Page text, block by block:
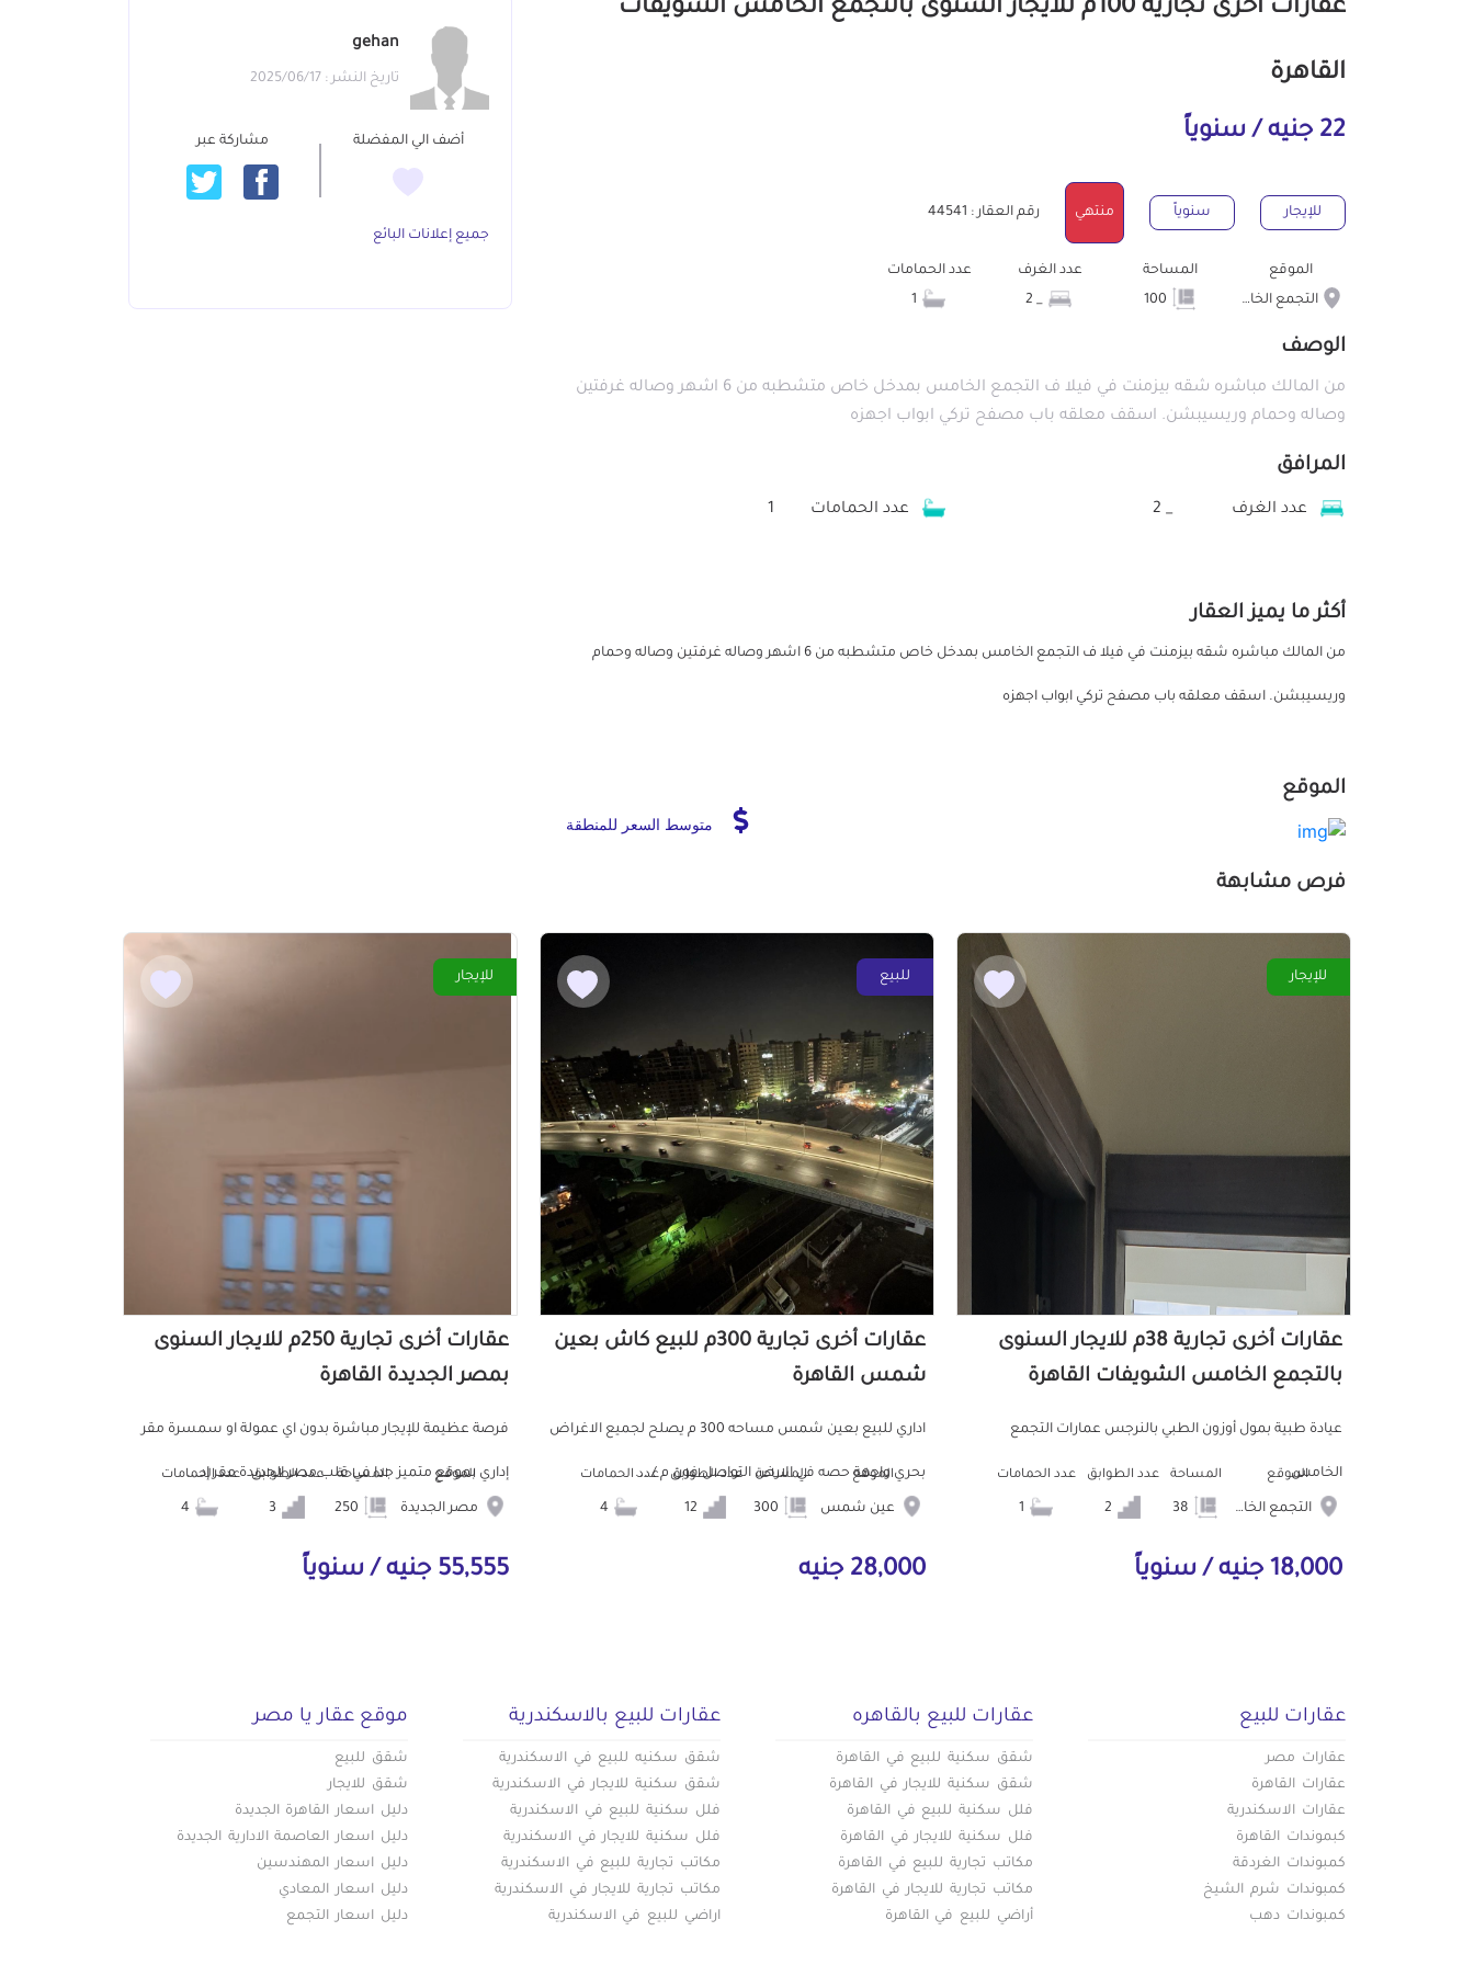
عقارات أخرى تجارية 100م للايجار السنوى بالتجمع الخامس الشويفات
القاهرة
22 جنيه / سنوياً
للإيجار سنوياً منتهي رقم العقار : 44541
الموقع
التجمع الخامس الشويفات
المساحة
عدد الغرف
_ 2
عدد الحمامات
الوصف
من المالك مباشره شقه بيزمنت في فيلا ف التجمع الخامس بمدخل خاص متشطبه من 6 اشهر وصاله غرفتين
وصاله وحمام وريسيبشن. اسقف معلقه باب مصفح تركي ابواب اجهزه
المرافق
عدد الغرف _ 2 عدد الحمامات 1
أكثر ما يميز العقار
من المالك مباشره شقه بيزمنت في فيلا ف التجمع الخامس بمدخل خاص متشطبه من 6 اشهر وصاله غرفتين وصاله وحمام
وريسيبشن. اسقف معلقه باب مصفح تركي ابواب اجهزه
الموقع
متوسط السعر للمنطقة
gehan
تاريخ النشر : 2025/06/17
أضف الي المفضلة مشاركة عبر
جميع إعلانات البائع
فرص مشابهة
للإيجار
عقارات أخرى تجارية 38م للايجار السنوى
بالتجمع الخامس الشويفات القاهرة
عيادة طبية بمول أوزون الطبي بالنرجس عمارات التجمع
الخامسالموقع
التجمع الخامس الشويفات
المساحة عدد الطوابق عدد الحمامات
18,000 جنيه / سنوياً
للبيع
عقارات أخرى تجارية 300م للبيع كاش بعين
شمس القاهرة
اداري للبيع بعين شمس مساحه 300 م يصلح لجميع الاغراض
بحري واجهة حصه في الارض التواصل فون م / ...
الموقع
عين شمس
المساحة عدد الطوابق عدد الحمامات
28,000 جنيه
للإيجار
عقارات أخرى تجارية 250م للايجار السنوى
بمصر الجديدة القاهرة
فرصة عظيمة للإيجار مباشرة بدون اي عمولة او سمسرة مقر
إداري بموقع متميز جدا في قلب مصر الجديدة مقر إد...
الموقع
مصر الجديدة
المساحة عدد الطوابق عدد الحمامات
55,555 جنيه / سنوياً
عقارات للبيع
عقارات مصر
عقارات القاهرة
عقارات الاسكندرية
كبموندات القاهرة
كمبوندات الغردقة
كمبوندات شرم الشيخ
كمبوندات دهب
عقارات للبيع بالقاهره
شقق سكنية للبيع في القاهرة
شقق سكنية للايجار في القاهرة
فلل سكنية للبيع في القاهرة
فلل سكنية للايجار في القاهرة
مكاتب تجارية للبيع في القاهرة
مكاتب تجارية للايجار في القاهرة
أراضي للبيع في القاهرة
عقارات للبيع بالاسكندرية
شقق سكنيه للبيع في الاسكندرية
شقق سكنية للايجار في الاسكندرية
فلل سكنية للبيع في الاسكندرية
فلل سكنية للايجار في الاسكندرية
مكاتب تجارية للبيع في الاسكندرية
مكاتب تجارية للايجار في الاسكندرية
اراضي للبيع في الاسكندرية
موقع عقار يا مصر
شقق للبيع
شقق للايجار
دليل اسعار القاهرة الجديدة
دليل اسعار العاصمة الادارية الجديدة
دليل اسعار المهندسين
دليل اسعار المعادي
دليل اسعار التجمع